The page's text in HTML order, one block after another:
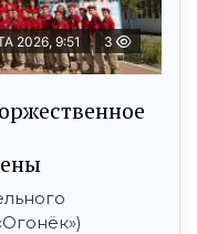
2026, 9:51 3